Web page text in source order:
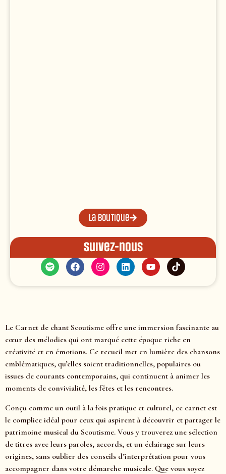
La boutique
Suivez-nous
Le Carnet de chant Scoutisme offre une immersion fascinante au
cœur des mélodies qui ont marqué cette époque riche en
créativité et en émotions. Ce recueil met en lumière des chansons
emblématiques, qu’elles soient traditionnelles, populaires ou
issues de courants contemporains, qui continuent à animer les
moments de convivialité, les fêtes et les rencontres.
Conçu comme un outil à la fois pratique et culturel, ce carnet est
le complice idéal pour ceux qui aspirent à découvrir et partager le
patrimoine musical du Scoutisme. Vous y trouverez une sélection
de titres avec leurs paroles, accords, et un éclairage sur leurs
origines, sans oublier des conseils d’interprétation pour vous
accompagner dans votre démarche musicale. Que vous soyez